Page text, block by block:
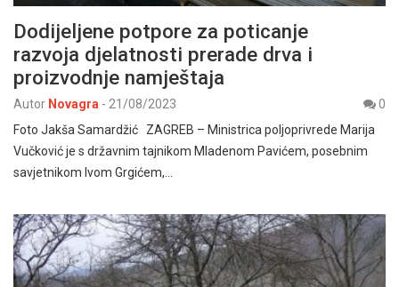
Dodijeljene potpore za poticanje
razvoja djelatnosti prerade drva i
proizvodnje namještaja
Autor Novagra - 21/08/2023
0
Foto Jakša Samardžić ZAGREB – Ministrica poljoprivrede Marija
Vučković je s državnim tajnikom Mladenom Pavićem, posebnim
savjetnikom Ivom Grgićem,…